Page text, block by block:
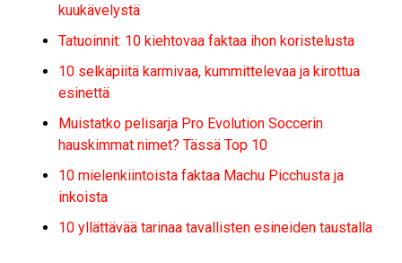
kuukävelystä
Tatuoinnit: 10 kiehtovaa faktaa ihon koristelusta
10 selkäpiitä karmivaa, kummittelevaa ja kirottua
esinettä
Muistatko pelisarja Pro Evolution Soccerin
hauskimmat nimet? Tässä Top 10
10 mielenkiintoista faktaa Machu Picchusta ja
inkoista
10 yllättävää tarinaa tavallisten esineiden taustalla